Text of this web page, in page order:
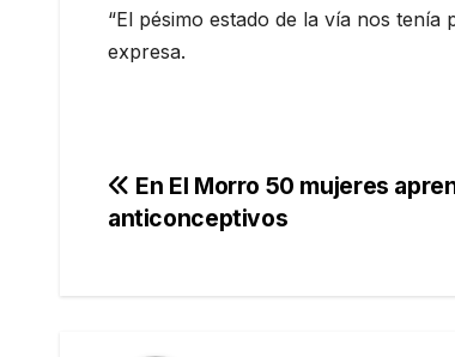
“El pésimo estado de la vía nos
expresa.
Navegación
En El Morro 50 mujeres
anticonceptivos